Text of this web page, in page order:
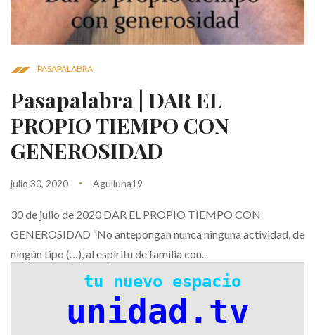
PASAPALABRA
Pasapalabra | DAR EL
PROPIO TIEMPO CON
GENEROSIDAD
julio 30, 2020 Agulluna19
30 de julio de 2020 DAR EL PROPIO TIEMPO CON
GENEROSIDAD “No antepongan nunca ninguna actividad, de
ningún tipo (…), al espíritu de familia con...
tu nuevo espacio
unidad.tv